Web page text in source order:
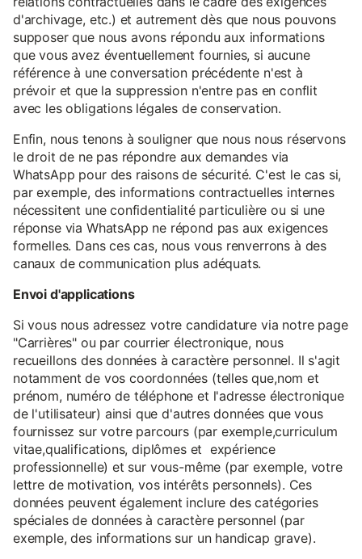
d'archivage, etc.) et autrement dès que nous pouvons
supposer que nous avons répondu aux informations
que vous avez éventuellement fournies, si aucune
référence à une conversation précédente n'est à
prévoir et que la suppression n'entre pas en conflit
avec les obligations légales de conservation.
Enfin, nous tenons à souligner que nous nous réservons
le droit de ne pas répondre aux demandes via
WhatsApp pour des raisons de sécurité. C'est le cas si,
par exemple, des informations contractuelles internes
nécessitent une confidentialité particulière ou si une
réponse via WhatsApp ne répond pas aux exigences
formelles. Dans ces cas, nous vous renverrons à des
canaux de communication plus adéquats.
Envoi d'applications
Si vous nous adressez votre candidature via notre page
"Carrières" ou par courrier électronique, nous
recueillons des données à caractère personnel. Il s'agit
notamment de vos coordonnées (telles que,nom et
prénom, numéro de téléphone et l'adresse électronique
de l'utilisateur) ainsi que d'autres données que vous
fournissez sur votre parcours (par exemple,curriculum
vitae,qualifications, diplômes et expérience
professionnelle) et sur vous-même (par exemple, votre
lettre de motivation, vos intérêts personnels). Ces
données peuvent également inclure des catégories
spéciales de données à caractère personnel (par
exemple, des informations sur un handicap grave).